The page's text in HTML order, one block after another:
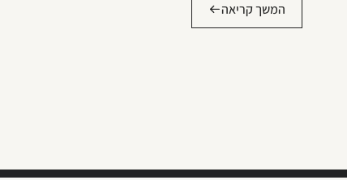
המשך קריאה